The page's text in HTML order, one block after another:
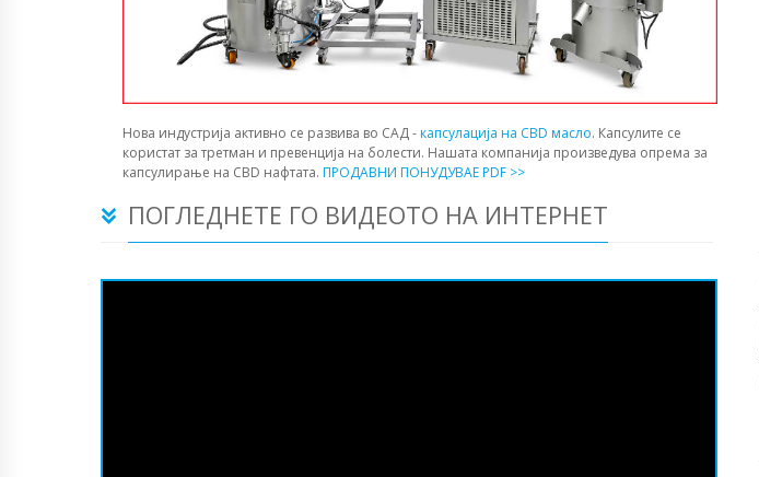
Нова индустрија активно се развива во САД -капсулација на CBD масло. Капсулите се
користат за третман и превенција на болести. Нашата компанија произведува опрема за
капсулирање на CBD нафтата. ПРОДАВНИ ПОНУДУВАЕ PDF >>
ПОГЛЕДНЕТЕ ГО ВИДЕОТО НА ИНТЕРНЕТ